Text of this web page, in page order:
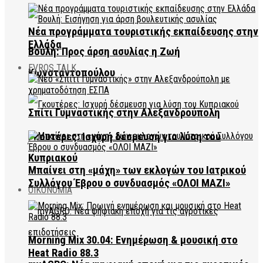
Βουλή: Προς άρση ασυλίας η Ζωή
Κωνσταντοπούλου
Γκουτέρες: Ισχυρή δέσμευση για λύση του
Κυπριακού
ΟΙΚΟΝΟΜΙΑ
Νέα προγράμματα τουριστικής εκπαίδευσης στην
Ελλάδα
EVROS TALK
Σπίτι Γυμναστικής στην Αλεξανδρούπολη
Μπαίνει στη «μάχη» των εκλογών του Ιατρικού
Συλλόγου Έβρου ο συνδυασμός «ΟΛΟΙ ΜΑΖΙ»
Morning Mix 30.04: Ενημέρωση & μουσική στο
Heat Radio 88.3